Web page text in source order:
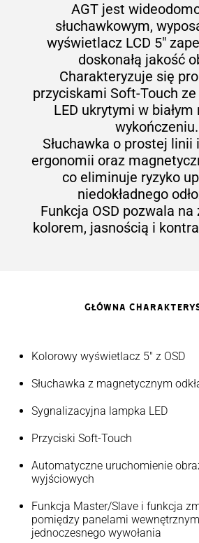
AGT jest
słuchawkowym,
wyświetlacz LCD 5″
doskonałą jakość
Charakteryzuje się
przyciskami Soft-Touch
LED ukrytymi w
wykończeniu.
Słuchawka o prostej linii
ergonomii oraz
co eliminuje ryzyko
niedokładnego
Funkcja OSD pozwala
kolorem, jasnością i
GŁÓWNA
Kolorowy wyświetlacz 5″ z OSD
Słuchawka z magnetycznym
Sygnalizacyjna lampka LED
Przyciski Soft-Touch
Automatyczne uruchomienie
wyjściowych
Funkcja Master/Slave i funkcja
pomiędzy panelami
jednoczesnego wywołania